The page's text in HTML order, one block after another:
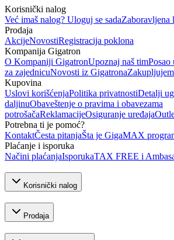
Korisnički nalog
Već imaš nalog? Uloguj se sadaZaboravljena
Prodaja
AkcijeNovostiRegistracija poklona
Kompanija Gigatron
O Kompaniji GigatronUpoznaj naš timPosao
za zajednicuNovosti iz Gigatrona
Kupovina
Uslovi korišćenjaPolitika privatnostiDetalji
daljinuObaveštenje o pravima i obavezama
potrošačaReklamacijeOsiguranje uređaja
Potrebna ti je pomoć?
KontaktČesta pitanjaŠta je GigaMAX
Plaćanje i isporuka
Načini plaćanjaIsporukaTAX FREE i
Korisnički nalog
Prodaja